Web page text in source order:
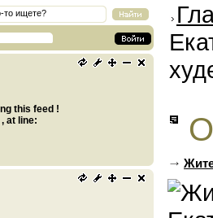
this feed !
at line: